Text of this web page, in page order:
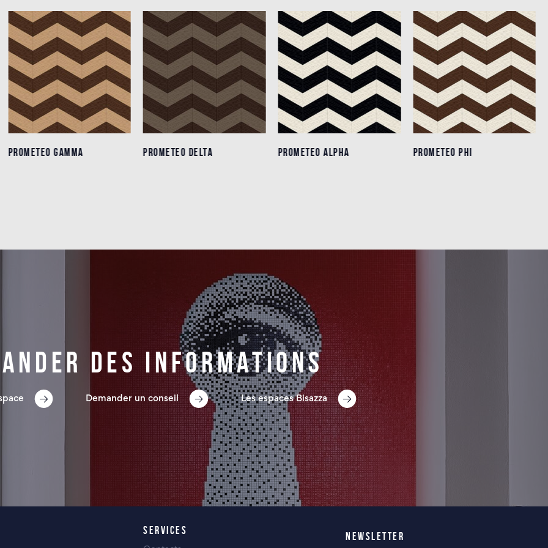
PROMETEO GAMMA
PROMETEO GAMMA PROMETEO DELTA
PROMETEO DELTA PROMETEO ALPHA
PROMETEO ALPHA PROMETEO PHI
PROMETEO PHI
des informations
Demander un conseil Les espaces Bisazza
SERVICES NEWSLETTER